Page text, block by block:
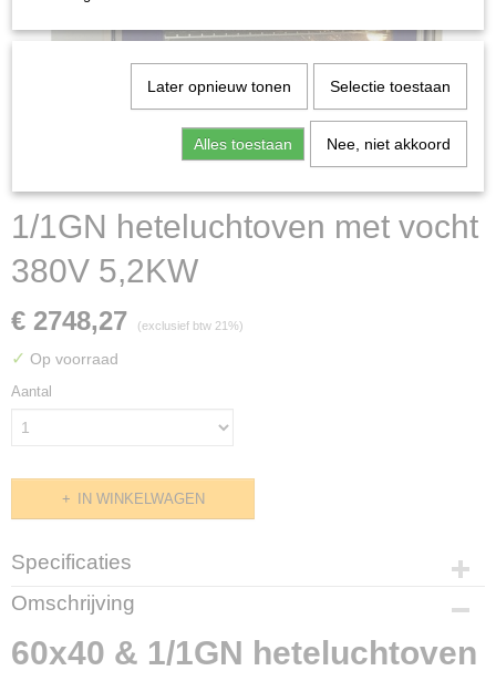
1/1GN heteluchtoven met vocht
380V 5,2KW
€ 2748,27 (exclusief btw 21%)
✓ Op voorraad
Aantal
IN WINKELWAGEN
Specificaties
Productcode
Omschrijving
60x40 & 1/1GN heteluchtoven
Later opnieuw tonen Selectie toestaan
Alles toestaan Nee, niet akkoord